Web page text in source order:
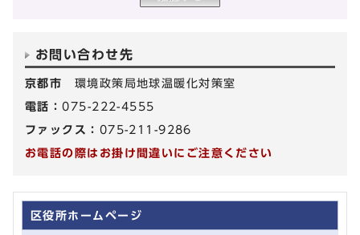
お問い合わせ先
京都市 環境政策局地球温暖化対策室
電話：075-222-4555
ファックス： 075-211-9286
お電話の際はお掛け間違いにご注意ください
区役所ホームページ